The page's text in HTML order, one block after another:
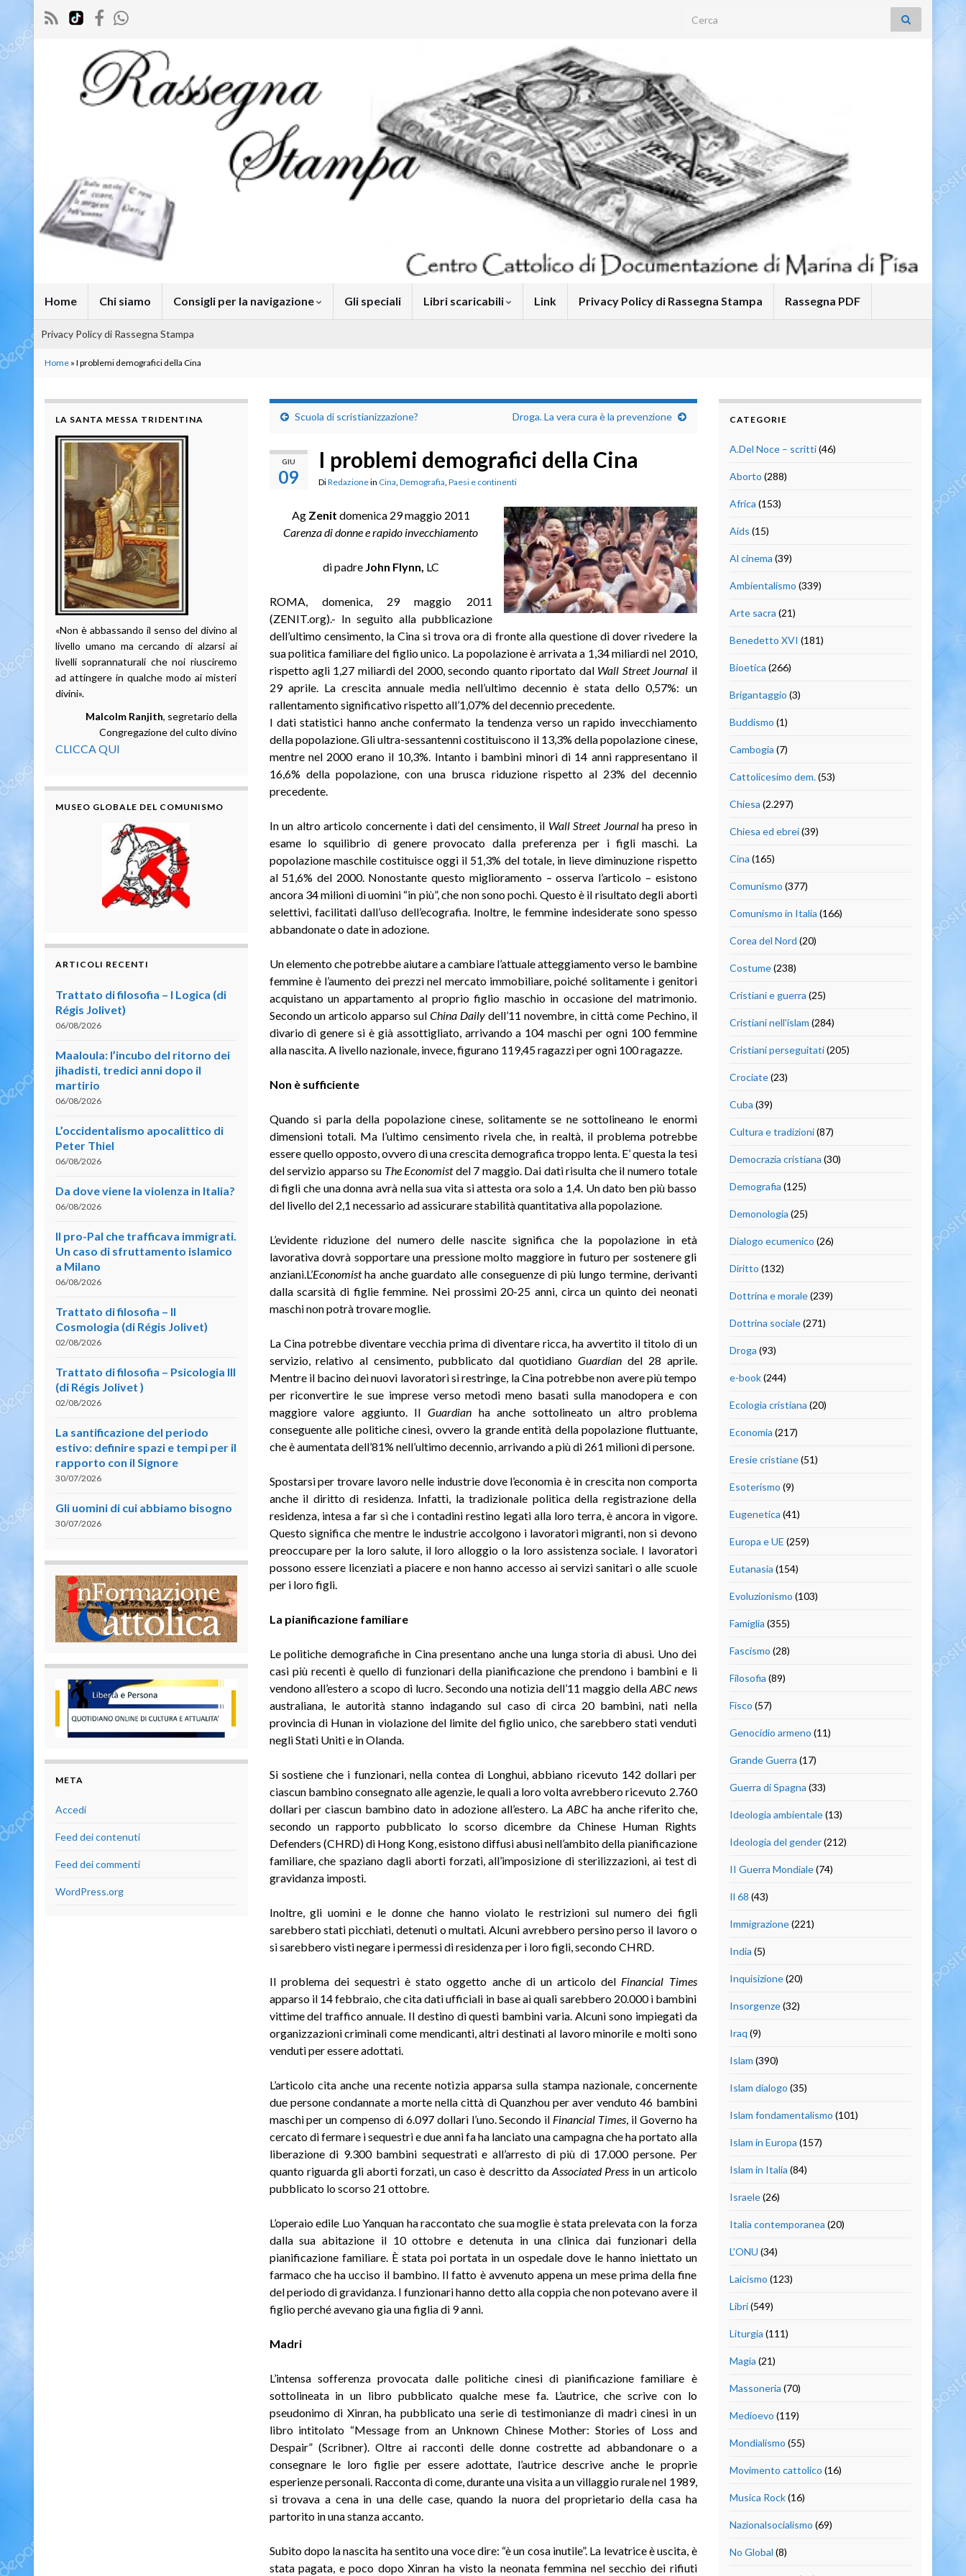
Search for:
Home Chi siamo Consigli per la navigazione Gli speciali Libri scaricabili Link Privacy Policy di Rassegna Stampa Rassegna PDF
Privacy Policy di Rassegna Stampa
Home » I problemi demografici della Cina
Scuola di scristianizzazione? Droga. La vera cura è la prevenzione
GIU
09
I problemi demografici della Cina
DiRedazionein Cina Demografia Paesi e continenti
Ag Zenit domenica 29 maggio 2011
Carenza di donne e rapido invecchiamento
di padreJohn Flynn, LC
ROMA, domenica, 29 maggio 2011
(ZENIT.org).- In seguito alla pubblicazione
dell’ultimo censimento, la Cina si trova ora di fronte alla questione di dover rivedere la
sua politica familiare del figlio unico. La popolazione è arrivata a 1,34 miliardi nel 2010,
rispetto agli 1,27 miliardi del 2000, secondo quanto riportato dal Wall Street Journal il
29 aprile. La crescita annuale media nell’ultimo decennio è stata dello 0,57%: un
rallentamento significativo rispetto all’1,07% del decennio precedente.
I dati statistici hanno anche confermato la tendenza verso un rapido invecchiamento
della popolazione. Gli ultra-sessantenni costituiscono il 13,3% della popolazione cinese,
mentre nel 2000 erano il 10,3%. Intanto i bambini minori di 14 anni rappresentano il
16,6% della popolazione, con una brusca riduzione rispetto al 23% del decennio
precedente.
In un altro articolo concernente i dati del censimento, il Wall Street Journalha preso in
esame lo squilibrio di genere provocato dalla preferenza per i figli maschi. La
popolazione maschile costituisce oggi il 51,3% del totale, in lieve diminuzione rispetto
al 51,6% del 2000. Nonostante questo miglioramento – osserva l’articolo – esistono
ancora 34 milioni di uomini “in più”, che non sono pochi. Questo è il risultato degli aborti
selettivi, facilitati dall’uso dell’ecografia. Inoltre, le femmine indesiderate sono spesso
abbandonate o date in adozione.
Un elemento che potrebbe aiutare a cambiare l’attuale atteggiamento verso le bambine
femmine è l’aumento dei prezzi nel mercato immobiliare, poiché solitamente i genitori
acquistano un appartamento al proprio figlio maschio in occasione del matrimonio.
Secondo un articolo apparso sulChina Daily dell’11 novembre, in città come Pechino, il
divario di genere si è già assottigliato, arrivando a 104 maschi per ogni 100 femmine
alla nascita. A livello nazionale, invece, figurano 119,45 ragazzi per ogni 100 ragazze.
Non è sufficiente
Quando si parla della popolazione cinese, solitamente se ne sottolineano le enormi
dimensioni totali. Ma l’ultimo censimento rivela che, in realtà, il problema potrebbe
essere quello opposto, ovvero di una crescita demografica troppo lenta. E’ questa la tesi
del servizio apparso su The Economistdel 7 maggio. Dai dati risulta che il numero totale
di figli che una donna avrà nella sua vita si attesta ora solo a 1,4. Un dato ben più basso
del livello del 2,1 necessario ad assicurare stabilità quantitativa alla popolazione.
L’evidente riduzione del numero delle nascite significa che la popolazione in età
lavorativa dovrà sopportare una pressione molto maggiore in futuro per sostenere gli
anziani.L’Economistha anche guardato alle conseguenze di più lungo termine, derivanti
dalla scarsità di figlie femmine. Nei prossimi 20-25 anni, circa un quinto dei neonati
maschi non potrà trovare moglie.
La Cina potrebbe diventare vecchia prima di diventare ricca, ha avvertito il titolo di un
servizio, relativo al censimento, pubblicato dal quotidianoGuardian del 28 aprile.
Mentre il bacino dei nuovi lavoratori si restringe, la Cina potrebbe non avere più tempo
per riconvertire le sue imprese verso metodi meno basati sulla manodopera e con
maggiore valore aggiunto. Il Guardianha anche sottolineato un altro problema
conseguente alle politiche cinesi, ovvero la grande entità della popolazione fluttuante,
che è aumentata dell’81% nell’ultimo decennio, arrivando a più di 261 milioni di persone.
Spostarsi per trovare lavoro nelle industrie dove l’economia è in crescita non comporta
anche il diritto di residenza. Infatti, la tradizionale politica della registrazione della
residenza, intesa a far sì che i contadini restino legati alla loro terra, è ancora in vigore.
Questo significa che mentre le industrie accolgono i lavoratori migranti, non si devono
preoccupare per la loro salute, il loro alloggio o la loro assistenza sociale. I lavoratori
possono essere licenziati a piacere e non hanno accesso ai servizi sanitari o alle scuole
per i loro figli.
La pianificazione familiare
Le politiche demografiche in Cina presentano anche una lunga storia di abusi. Uno dei
casi più recenti è quello di funzionari della pianificazione che prendono i bambini e li
vendono all’estero a scopo di lucro. Secondo una notizia dell’11 maggio della ABC news
australiana, le autorità stanno indagando sul caso di circa 20 bambini, nati nella
provincia di Hunan in violazione del limite del figlio unico, che sarebbero stati venduti
negli Stati Uniti e in Olanda.
Si sostiene che i funzionari, nella contea di Longhui, abbiano ricevuto 142 dollari per
ciascun bambino consegnato alle agenzie, le quali a loro volta avrebbero ricevuto 2.760
dollari per ciascun bambino dato in adozione all’estero. La ABCha anche riferito che,
secondo un rapporto pubblicato lo scorso dicembre da Chinese Human Rights
Defenders (CHRD) di Hong Kong, esistono diffusi abusi nell’ambito della pianificazione
familiare, che spaziano dagli aborti forzati, all’imposizione di sterilizzazioni, ai test di
gravidanza imposti.
Inoltre, gli uomini e le donne che hanno violato le restrizioni sul numero dei figli
sarebbero stati picchiati, detenuti o multati. Alcuni avrebbero persino perso il lavoro o
si sarebbero visti negare i permessi di residenza per i loro figli, secondo CHRD.
Il problema dei sequestri è stato oggetto anche di un articolo del Financial Times
apparso il 14 febbraio, che cita dati ufficiali in base ai quali sarebbero 20.000 i bambini
vittime del traffico annuale. Il destino di questi bambini varia. Alcuni sono impiegati da
organizzazioni criminali come mendicanti, altri destinati al lavoro minorile e molti sono
venduti per essere adottati.
L’articolo cita anche una recente notizia apparsa sulla stampa nazionale, concernente
due persone condannate a morte nella città di Quanzhou per aver venduto 46 bambini
maschi per un compenso di 6.097 dollari l’uno. Secondo il Financial Times, il Governo ha
cercato di fermare i sequestri e due anni fa ha lanciato una campagna che ha portato alla
liberazione di 9.300 bambini sequestrati e all’arresto di più di 17.000 persone. Per
quanto riguarda gli aborti forzati, un caso è descritto da Associated Press in un articolo
pubblicato lo scorso 21 ottobre.
L’operaio edile Luo Yanquan ha raccontato che sua moglie è stata prelevata con la forza
dalla sua abitazione il 10 ottobre e detenuta in una clinica dai funzionari della
pianificazione familiare. È stata poi portata in un ospedale dove le hanno iniettato un
farmaco che ha ucciso il bambino. Il fatto è avvenuto appena un mese prima della fine
del periodo di gravidanza. I funzionari hanno detto alla coppia che non potevano avere il
figlio perché avevano gia una figlia di 9 anni.
Madri
L’intensa sofferenza provocata dalle politiche cinesi di pianificazione familiare è
sottolineata in un libro pubblicato qualche mese fa. L’autrice, che scrive con lo
pseudonimo di Xinran, ha pubblicato una serie di testimonianze di madri cinesi in un
libro intitolato “Message from an Unknown Chinese Mother: Stories of Loss and
Despair” (Scribner). Oltre ai racconti delle donne costrette ad abbandonare o a
consegnare le loro figlie per essere adottate, l’autrice descrive anche le proprie
esperienze personali. Racconta di come, durante una visita a un villaggio rurale nel 1989,
si trovava a cena in una delle case, quando la nuora del proprietario della casa ha
partorito in una stanza accanto.
Subito dopo la nascita ha sentito una voce dire: “è un cosa inutile”. La levatrice è uscita, è
stata pagata, e poco dopo Xinran ha visto la neonata femmina nel secchio dei rifiuti
LA SANTA MESSA TRIDENTINA
«Non è abbassando il senso del divino al
livello umano ma cercando di alzarsi ai
livelli soprannaturali che noi riusciremo
ad attingere in qualche modo ai misteri
divini».
Malcolm Ranjith, segretario della
Congregazione del culto divino
CLICCA QUI
MUSEO GLOBALE DEL COMUNISMO
ARTICOLI RECENTI
Trattato di filosofia – I Logica (di
Régis Jolivet)
06/08/2026
Maaloula: l’incubo del ritorno dei
jihadisti, tredici anni dopo il
martirio
06/08/2026
L’occidentalismo apocalittico di
Peter Thiel
06/08/2026
Da dove viene la violenza in Italia?
06/08/2026
Il pro-Pal che trafficava immigrati.
Un caso di sfruttamento islamico
a Milano
06/08/2026
Trattato di filosofia – II
Cosmologia (di Régis Jolivet)
02/08/2026
Trattato di filosofia – Psicologia III
(di Régis Jolivet )
02/08/2026
La santificazione del periodo
estivo: definire spazi e tempi per il
rapporto con il Signore
30/07/2026
Gli uomini di cui abbiamo bisogno
30/07/2026
META
Accedi
Feed dei contenuti
Feed dei commenti
WordPress.org
CATEGORIE
A.Del Noce – scritti(46)
Aborto (288)
Africa (153)
Aids (15)
Al cinema (39)
Ambientalismo (339)
Arte sacra (21)
Benedetto XVI (181)
Bioetica (266)
Brigantaggio (3)
Buddismo (1)
Cambogia (7)
Cattolicesimo dem.(53)
Chiesa (2.297)
Chiesa ed ebrei(39)
Cina (165)
Comunismo (377)
Comunismo in Italia (166)
Corea del Nord (20)
Costume(238)
Cristiani e guerra (25)
Cristiani nell'islam (284)
Cristiani perseguitati(205)
Crociate(23)
Cuba (39)
Cultura e tradizioni(87)
Democrazia cristiana (30)
Demografia (125)
Demonologia (25)
Dialogo ecumenico (26)
Diritto (132)
Dottrina e morale(239)
Dottrina sociale(271)
Droga (93)
e-book(244)
Ecologia cristiana (20)
Economia (217)
Eresie cristiane(51)
Esoterismo (9)
Eugenetica (41)
Europa e UE (259)
Eutanasia (154)
Evoluzionismo (103)
Famiglia (355)
Fascismo (28)
Filosofia (89)
Fisco (57)
Genocidio armeno (11)
Grande Guerra (17)
Guerra di Spagna (33)
Ideologia ambientale(13)
Ideologia del gender(212)
II Guerra Mondiale(74)
Il 68 (43)
Immigrazione(221)
India (5)
Inquisizione(20)
Insorgenze(32)
Iraq (9)
Islam (390)
Islam dialogo (35)
Islam fondamentalismo (101)
Islam in Europa (157)
Islam in Italia (84)
Israele(26)
Italia contemporanea (20)
L'ONU (34)
Laicismo (123)
Libri(549)
Liturgia (111)
Magia (21)
Massoneria (70)
Medioevo (119)
Mondialismo (55)
Movimento cattolico (16)
Musica Rock(16)
Nazionalsocialismo (69)
No Global (8)